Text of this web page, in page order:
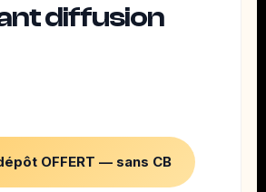
diffusion
OFFERT — sans CB